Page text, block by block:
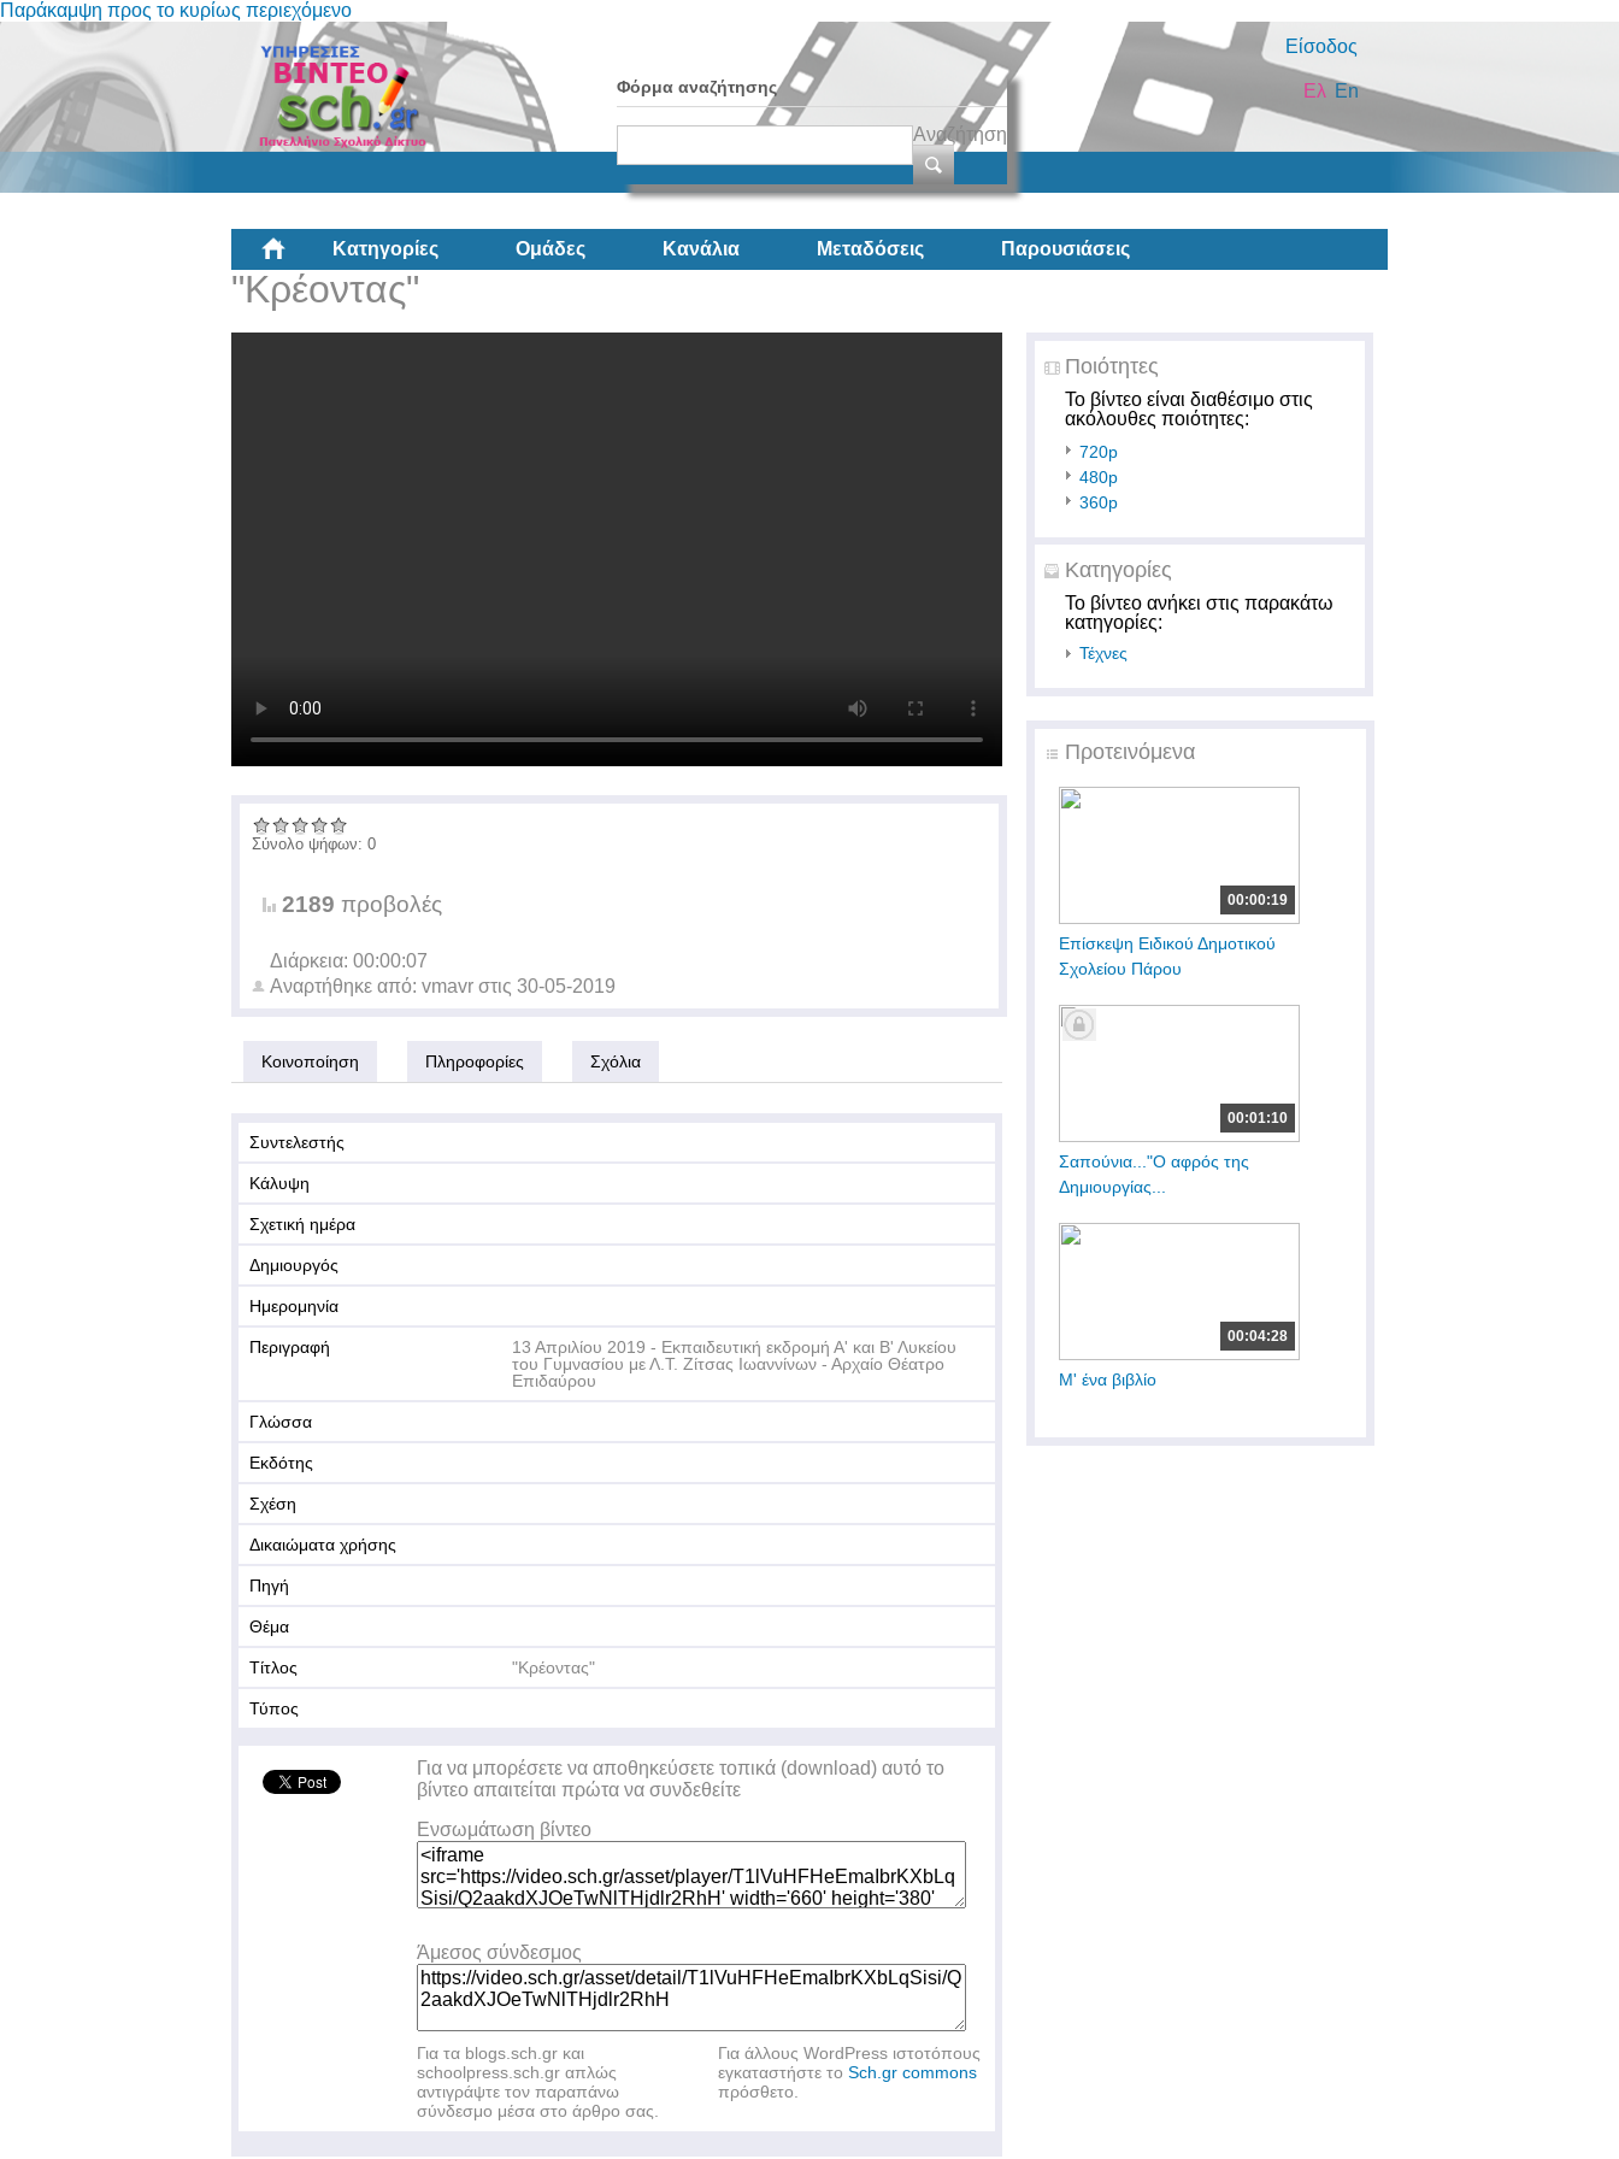
Παράκαμψη προς το κυρίως περιεχόμενο
Είσοδος
Φόρμα αναζήτησης
Αναζήτηση
En
Ελ
Κατηγορίες Ομάδες Κανάλια Μεταδόσεις Παρουσιάσεις
"Κρέοντας"
Ποιότητες
Το βίντεο είναι διαθέσιμο στις
ακόλουθες ποιότητες:
720p
480p
360p
Κατηγορίες
Το βίντεο ανήκει στις παρακάτω
κατηγορίες:
Τέχνες
Προτεινόμενα
00:00:19
Επίσκεψη Ειδικού Δημοτικού
Σχολείου Πάρου
00:01:10
Σαπούνια..."Ο αφρός της
Δημιουργίας...
00:04:28
Μ' ένα βιβλίο
Σύνολο ψήφων: 0
2189 προβολές
Διάρκεια: 00:00:07
Αναρτήθηκε από: vmavr στις 30-05-2019
Κοινοποίηση Πληροφορίες Σχόλια
Συντελεστής
Κάλυψη
Σχετική ημέρα
Δημιουργός
Ημερομηνία
Περιγραφή
13 Απριλίου 2019 - Εκπαιδευτική εκδρομή Α' και Β' Λυκείου
του Γυμνασίου με Λ.Τ. Ζίτσας Ιωαννίνων - Αρχαίο Θέατρο
Επιδαύρου
Γλώσσα
Εκδότης
Σχέση
Δικαιώματα χρήσης
Πηγή
Θέμα
Τίτλος "Κρέοντας"
Τύπος
Για να μπορέσετε να αποθηκεύσετε τοπικά (download) αυτό το
βίντεο απαιτείται πρώτα να συνδεθείτε
Ενσωμάτωση βίντεο
Άμεσος σύνδεσμος
Για τα blogs.sch.gr και
schoolpress.sch.gr απλώς
αντιγράψτε τον παραπάνω
σύνδεσμο μέσα στο άρθρο σας.
Για άλλους WordPress ιστοτόπους
εγκαταστήστε το Sch.gr commons
πρόσθετο.